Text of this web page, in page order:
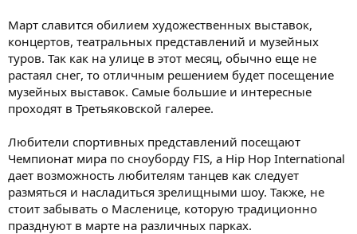
Март славится обилием художественных выставок,
концертов, театральных представлений и музейных
туров. Так как на улице в этот месяц, обычно еще не
растаял снег, то отличным решением будет посещение
музейных выставок. Самые большие и интересные
проходят в Третьяковской галерее.
Любители спортивных представлений посещают
Чемпионат мира по сноуборду FIS, а Hip Hop International
дает возможность любителям танцев как следует
размяться и насладиться зрелищными шоу. Также, не
стоит забывать о Масленице, которую традиционно
празднуют в марте на различных парках.